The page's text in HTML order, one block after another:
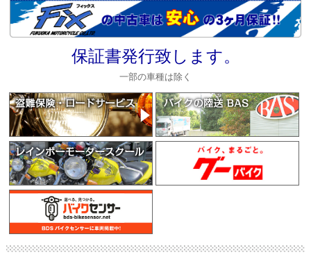
保証書発行致します。
一部の車種は除く